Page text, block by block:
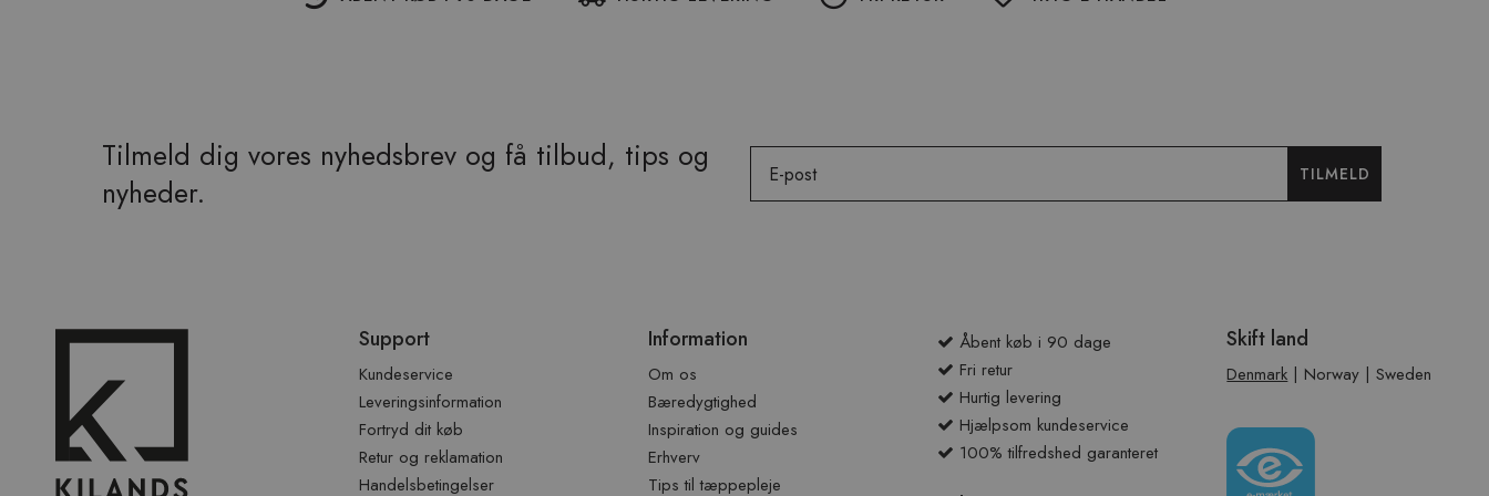
Tilmeld dig vores nyhedsbrev og få tilbud, tips og
nyheder.
TILMELD
over
Support
Kundeservice
Leveringsinformation
Fortryd dit køb
Retur og reklamation
Handelsbetingelser
Information
Om os
Bæredygtighed
Inspiration og guides
Erhverv
Tips til tæppepleje
Åbent køb i 90 dage
Fri retur
Hurtig levering
Hjælpsom kundeservice
100% tilfredshed garanteret
Skift land
Denmark | Norway |Sweden